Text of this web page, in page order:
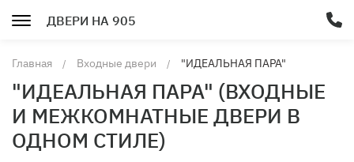
ДВЕРИ НА 905
Главная Входные двери
"ИДЕАЛЬНАЯ ПАРА"
двери в одном стиле)
"ИДЕАЛЬНАЯ ПАРА" (ВХОДНЫЕ
И МЕЖКОМНАТНЫЕ ДВЕРИ В
ОДНОМ СТИЛЕ)